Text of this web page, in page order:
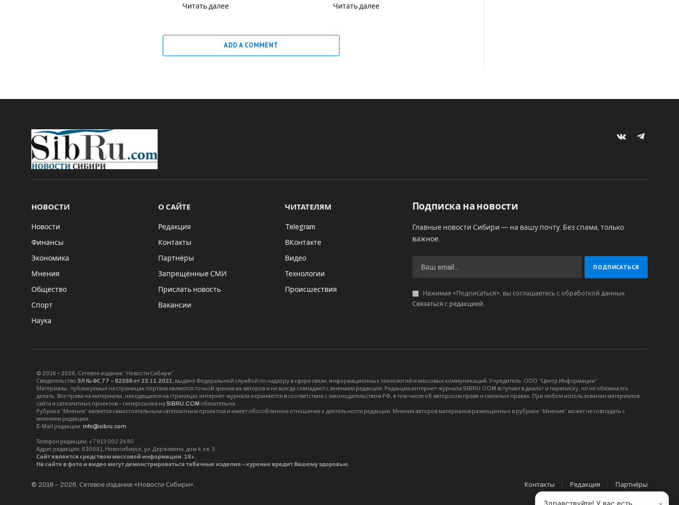
Читать далее Читать далее
ADD A COMMENT
VKontakteTelegram
НОВОСТИ
Новости
Финансы
Экономика
Мнения
Общество
Спорт
Наука
О САЙТЕ
Редакция
Контакты
Партнёры
Запрещённые СМИ
Прислать новость
Вакансии
ЧИТАТЕЛЯМ
Telegram
ВКонтакте
Видео
Технологии
Происшествия
Подписка на новости
Главные новости Сибири — на вашу почту. Без спама, только
важное.
Нажимая «Подписаться», вы соглашаетесь с обработкой данных.
Связаться с редакцией.
© 2016 – 2026, Сетевое издание “Новости Сибири”.
Свидетельство ЭЛ № ФС 77 – 82268 от 23.11.2021, выдано Федеральной службой по надзору в сфере связи, информационных технологий и массовых коммуникаций. Учредитель: ООО “Центр Информации”
Материалы, публикуемые на страницах портала являются точкой зрения их авторов и не всегда совпадают с мнением редакции. Редакция интернет-журнала SIBRU.COM вступает в диалог и переписку, но не обязана это
делать. Все права на материалы, находящиеся на страницах интернет-журнала охраняются в соответствии с законодательством РФ, в том числе об авторском праве и смежных правах. При любом использовании материалов
сайта и сателлитных проектов – гиперссылка на SIBRU.COM обязательна.
Рубрика “Мнения” является самостоятельным сателлитным проектом и имеет обособленное отношение к деятельности редакции. Мнения авторов материалов размещенных в рубрике “Мнения” может не совпадать с
мнением редакции.
E-Mail редакции: info@sibru.com
Телефон редакции: +7 913 002 24 80
Адрес редакции: 630091, Новосибирск, ул. Державина, дом 4, кв. 3
Сайт является средством массовой информации. 18+.
На сайте в фото и видео могут демонстрироваться табачные изделия – курение вредит Вашему здоровью.
© 2016 – 2026, Сетевое издание «Новости Сибири». Контакты Редакция Партнёры
Здравствуйте! У вас есть